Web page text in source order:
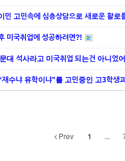
민 고민속에 심층상담으로 새로운 활로
미국취업에 성공하려면?!
대 석사라고 미국취업 되는건 아니었
수냐 유학이냐”를 고민중인 고3학생
Prev 1 ...